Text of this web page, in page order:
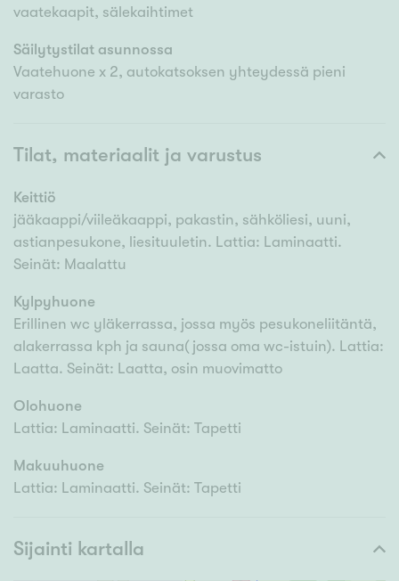
vaatekaapit, sälekaihtimet
Säilytystilat asunnossa
Vaatehuone x 2, autokatsoksen yhteydessä pieni
varasto
Tilat, materiaalit ja varustus
Keittiö
jääkaappi/viileäkaappi, pakastin, sähköliesi, uuni,
astianpesukone, liesituuletin. Lattia: Laminaatti.
Seinät: Maalattu
Kylpyhuone
Erillinen wc yläkerrassa, jossa myös pesukoneliitäntä,
alakerrassa kph ja sauna( jossa oma wc-istuin). Lattia:
Laatta. Seinät: Laatta, osin muovimatto
Olohuone
Lattia: Laminaatti. Seinät: Tapetti
Makuuhuone
Lattia: Laminaatti. Seinät: Tapetti
Sijainti kartalla